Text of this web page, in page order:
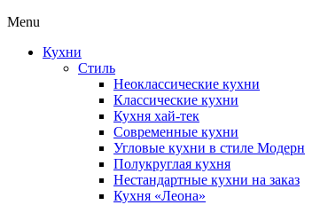
Menu
Кухни
Стиль
Неоклассические кухни
Классические кухни
Кухня хай-тек
Современные кухни
Угловые кухни в стиле Модерн
Полукруглая кухня
Нестандартные кухни на заказ
Кухня «Леона»